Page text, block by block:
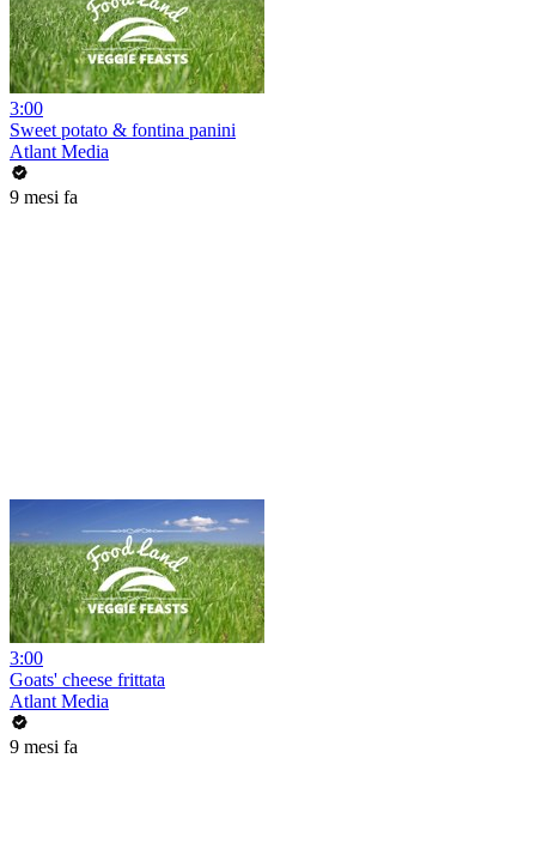
3:00
Sweet potato & fontina panini
Atlant Media
9 mesi fa
3:00
Goats' cheese frittata
Atlant Media
9 mesi fa